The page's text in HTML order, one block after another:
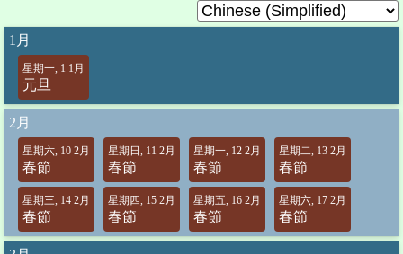
1月
星期一, 1 1月
元旦
2月
星期六, 10 2月
春節
星期日, 11 2月
春節
星期一, 12 2月
春節
星期二, 13 2月
春節
星期三, 14 2月
春節
星期四, 15 2月
春節
星期五, 16 2月
春節
星期六, 17 2月
春節